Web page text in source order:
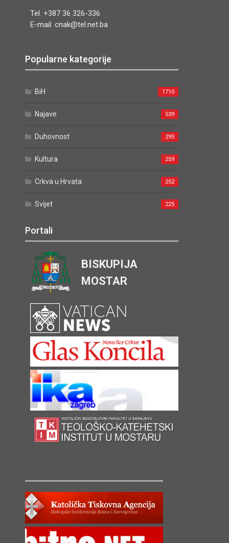
Tel. +387 36 326-336
E-mail: cnak@tel.net.ba
Popularne kategorije
BiH 1710
Najave 539
Duhovnost 295
Kultura 259
Crkva u Hrvata 252
Svijet 225
Portali
BISKUPIJA
MOSTAR